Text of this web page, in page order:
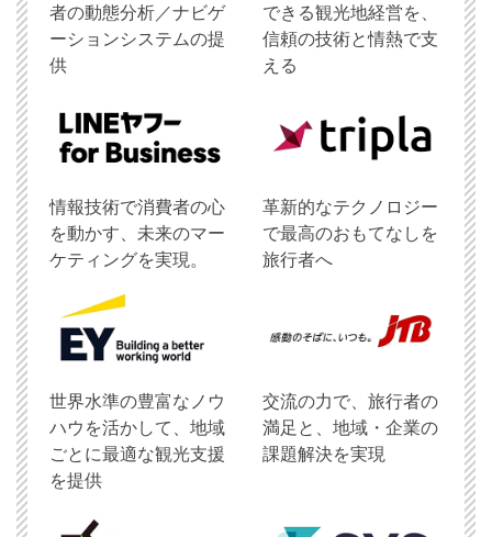
者の動態分析／ナビゲ
ーションシステムの提
供
できる観光地経営を、
信頼の技術と情熱で支
える
情報技術で消費者の心
を動かす、未来のマー
ケティングを実現。
革新的なテクノロジー
で最高のおもてなしを
旅行者へ
世界水準の豊富なノウ
ハウを活かして、地域
ごとに最適な観光支援
を提供
交流の力で、旅行者の
満足と、地域・企業の
課題解決を実現